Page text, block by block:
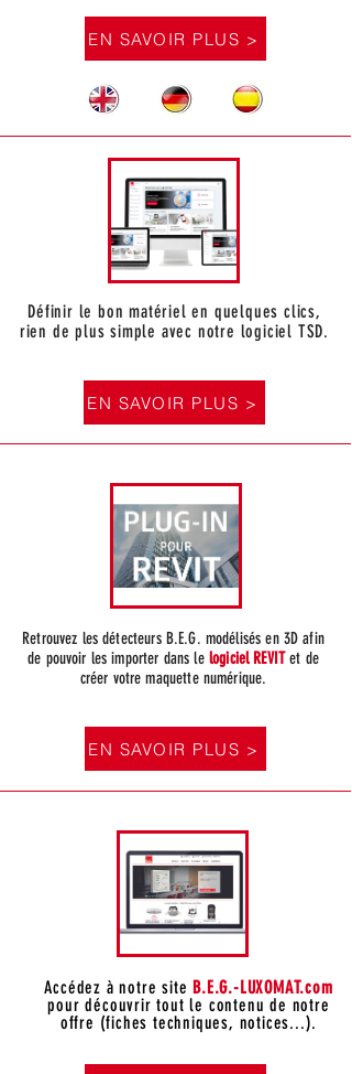
EN SAVOIR PLUS >
Définir le bon matériel en quelques clics,
rien de plus simple avec notre logiciel TSD.
EN SAVOIR PLUS >
Retrouvez les détecteurs B.E.G. modélisés en 3D afin
de pouvoir les importer dans lelogiciel REVITet de
créer votre maquette numérique.
EN SAVOIR PLUS >
Accédez à notre site B.E.G.-LUXOMAT.com
pour découvrir tout le contenu de notre
offre (fiches techniques, notices...).